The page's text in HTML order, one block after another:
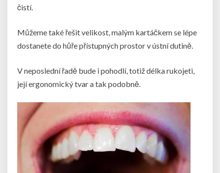
čistí.
Můžeme také řešit velikost, malým kartáčkem se lépe
dostanete do hůře přístupných prostor v ústní dutině.
V neposlední řadě bude i pohodlí, totiž délka rukojeti,
její ergonomický tvar a tak podobně.